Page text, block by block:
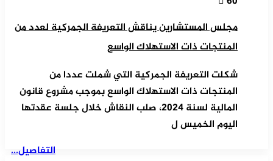
مجلس المستشارين يناقش التعريفة الجمركية لعدد من
المنتجات ذات الاستهلاك الواسع
شكلت التعريفة الجمركية التي شملت عددا من
المنتجات ذات الاستهلاك الواسع بموجب مشروع قانون
المالية لسنة 2024، صلب النقاش خلال جلسة عقدتها
اليوم الخميس ل
التفاصيل...